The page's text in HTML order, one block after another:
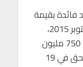
فائدة بقيمة
18.75 مليون دولار، بتاريخ 19 أكتوبر 2015،
وذلك عن سندات مُصدرة بقيمة 750 مليون
دولار، بفائدة 5% مضمونة وتستحق في 19